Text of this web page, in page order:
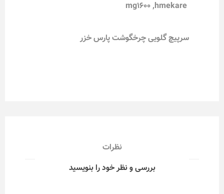
سرپیچ گلویی چرخگوشت پارس خزر
نظرات
بررسی و نظر خود را بنویسید